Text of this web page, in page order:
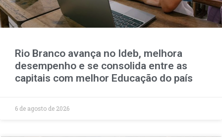
Rio Branco avança no Ideb, melhora
desempenho e se consolida entre as
capitais com melhor Educação do país
6 de agosto de 2026